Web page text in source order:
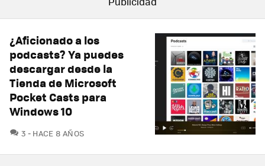
¿Aficionado a los
podcasts? Ya puedes
descargar desde la
Tienda de Microsoft
Pocket Casts para
Windows 10
3 COMENTARIOS
HACE 8 AÑOS